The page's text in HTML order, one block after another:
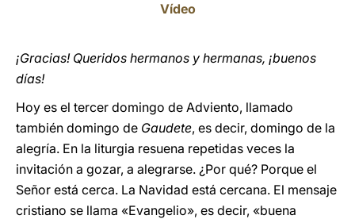
Vídeo
¡Gracias! Queridos hermanos y hermanas, ¡buenos
días!
Hoy es el tercer domingo de Adviento, llamado
también domingo de Gaudete, es decir, domingo de la
alegría. En la liturgia resuena repetidas veces la
invitación a gozar, a alegrarse. ¿Por qué? Porque el
Señor está cerca. La Navidad está cercana. El mensaje
cristiano se llama «Evangelio», es decir, «buena